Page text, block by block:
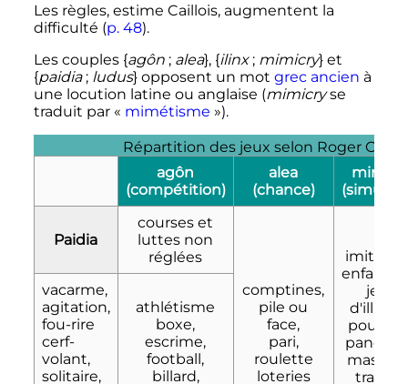
Les règles, estime Caillois, augmentent la
difficulté (p.48).
Les couples {agôn ; alea}, {ilinx ; mimicry} et
{paidia ; ludus} opposent un mot grec ancien à
une locution latine ou anglaise (mimicryse
traduit par « mimétisme »).
Répartition des jeux selon Roger
agôn
(compétition)
alea
(chance)
Paidia
courses et
luttes non
réglées
comptines,
pile ou
face,
pari,
roulette
loteries
jeux
travesti
vacarme,
agitation,
fou-rire
cerf-
volant,
solitaire,
athlétisme
boxe,
escrime,
football,
billard,